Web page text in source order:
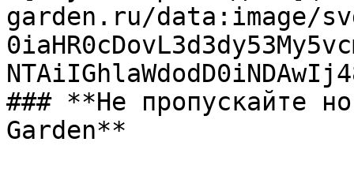
garden.ru/data:image/
### **Не пропускайте
Garden**